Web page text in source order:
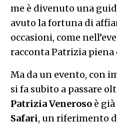
me è divenuto una
avuto la fortuna di
occasioni, come
racconta Patrizia piena
Ma da un evento, con
si fa subito a passare
PatriziaVenerosoè già
Safari, un riferimento